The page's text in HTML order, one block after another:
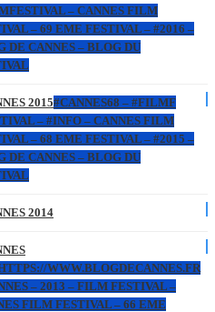
– CANNES FILM
– 69 EME FESTIVAL – #2016 –
DE CANNES – BLOG DU
2015#CANNES68 – #FILMF
– #INFO – CANNES FILM
– 68 EME FESTIVAL – #2015 –
DE CANNES – BLOG DU
2014
WWW.BLOGDECANNES.FR
– 2013 – FILM FESTIVAL –
FILM FESTIVAL – 66 EME